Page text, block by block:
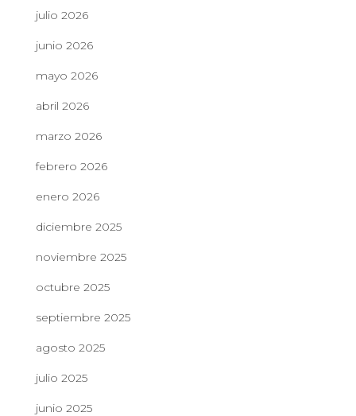
julio 2026
junio 2026
mayo 2026
abril 2026
marzo 2026
febrero 2026
enero 2026
diciembre 2025
noviembre 2025
octubre 2025
septiembre 2025
agosto 2025
julio 2025
junio 2025